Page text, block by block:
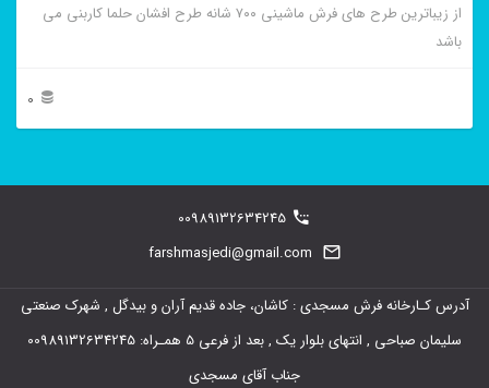
شوند
از زیباترین طرح های فرش ماشینی ۷۰۰ شانه طرح افشان حلما کاربنی می
باشد
0
می
باشد.
00989132634245
farshmasjedi@gmail.com
آدرس کـارخانه فرش مسجدی : کاشان، جاده قدیم آران و بیدگل , شهرک صنعتی
سلیمان صباحی , انتهای بلوار یک , بعد از فرعی 5 همـراه: 00989132634245
جناب آقای مسجدی